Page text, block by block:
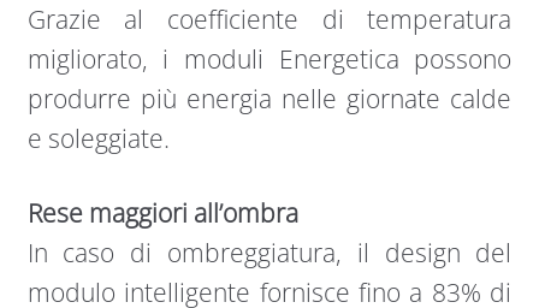
Grazie al coefficiente di temperatura
migliorato, i moduli Energetica possono
produrre più energia nelle giornate calde
e soleggiate.
Rese maggiori all’ombra
In caso di ombreggiatura, il design del
modulo intelligente fornisce fino a 83% di